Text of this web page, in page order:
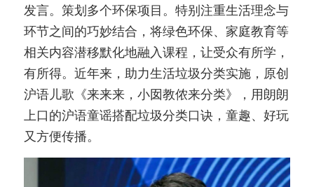
发言。策划多个环保项目。特别注重生活理念与
环节之间的巧妙结合，将绿色环保、家庭教育等
相关内容潜移默化地融入课程，让受众有所学，
有所得。近年来，助力生活垃圾分类实施，原创
沪语儿歌《来来来，小囡教侬来分类》，用朗朗
上口的沪语童谣搭配垃圾分类口诀，童趣、好玩
又方便传播。